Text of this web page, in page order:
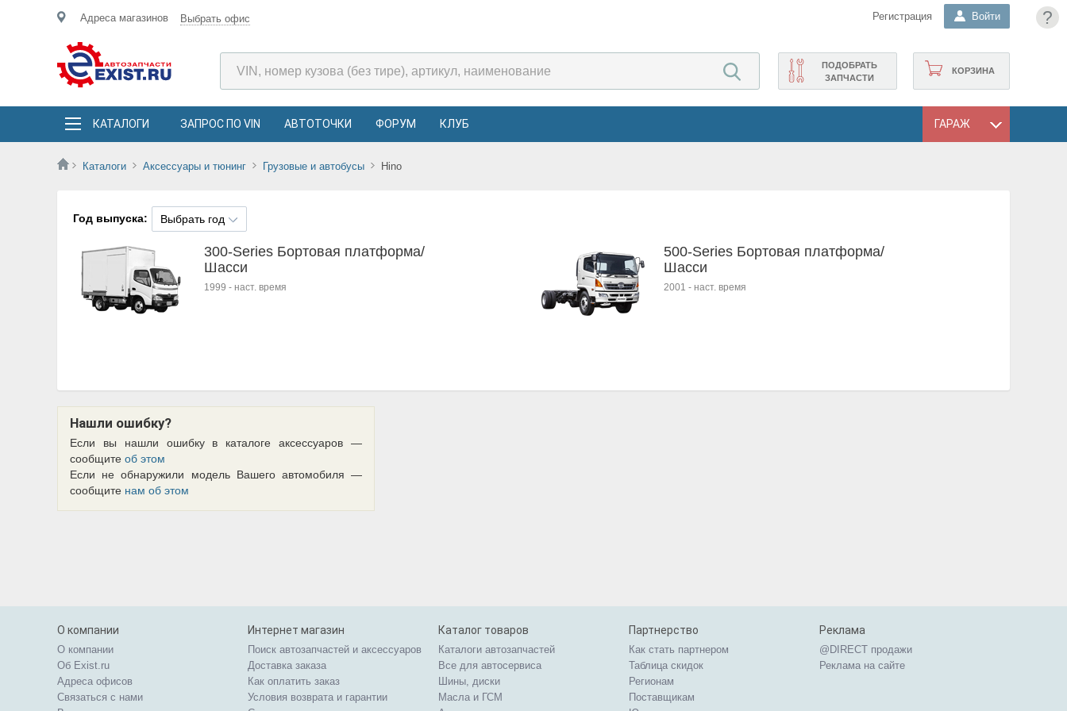
?
Адреса магазинов Выбрать офис Регистрация Войти
КОРЗИНА
ПОДОБРАТЬ
ЗАПЧАСТИ
КАТАЛОГИ ЗАПРОС ПО VIN АВТОТОЧКИ ФОРУМ КЛУБ ГАРАЖ
Каталоги Аксессуары и тюнинг Грузовые и автобусы Hino
Год выпуска: Выбрать год
300-Series Бортовая платформа/
Шасси
1999 - наст. время
500-Series Бортовая платформа/
Шасси
2001 - наст. время
Нашли ошибку?
Если вы нашли ошибку в каталоге аксессуаров —
сообщите об этом
Если не обнаружили модель Вашего автомобиля —
сообщите нам об этом
О компании
О компании
Об Exist.ru
Адреса офисов
Связаться с нами
Интернет магазин
Поиск автозапчастей и аксессуаров
Доставка заказа
Как оплатить заказ
Условия возврата и гарантии
Каталог товаров
Каталоги автозапчастей
Все для автосервиса
Шины, диски
Масла и ГСМ
Партнерство
Как стать партнером
Таблица скидок
Регионам
Поставщикам
Реклама
@DIRECT продажи
Реклама на сайте